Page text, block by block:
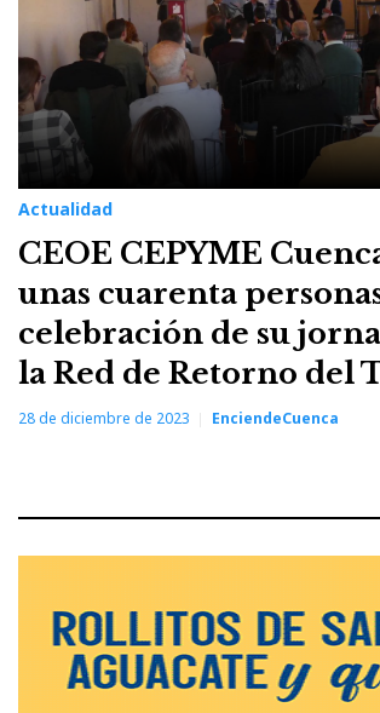
Actualidad
CEOE CEPYME
unas cuarenta
celebración de su
la Red de Retorno del
28 de diciembre de 2023 EnciendeCuenca